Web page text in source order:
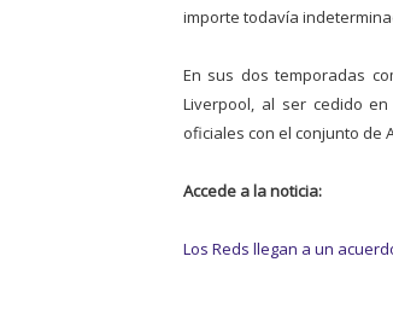
importe todavía
En sus dos temporadas
Liverpool, al ser cedido
oficiales con el conjunto de
Accede a la noticia:
Los Reds llegan a un